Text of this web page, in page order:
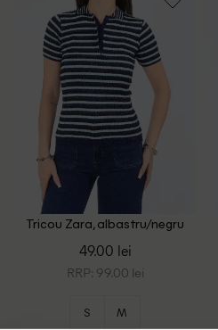
Tricou Zara, albastru/negru
49.00 lei
RRP: 99.00 lei
S M